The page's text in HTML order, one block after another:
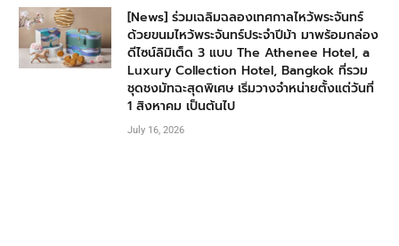
[News] ร่วมเฉลิมฉลองเทศกาลไหว้พระจันทร์
ด้วยขนมไหว้พระจันทร์ประจำปีม้า มาพร้อมกล่อง
ดีไซน์ลิมิเต็ด 3 แบบ The Athenee Hotel, a
Luxury Collection Hotel, Bangkok ที่รวม
ชุดชงมัทฉะสุดพิเศษ เริ่มวางจำหน่ายตั้งแต่วันที่
1 สิงหาคม เป็นต้นไป
July 16, 2026